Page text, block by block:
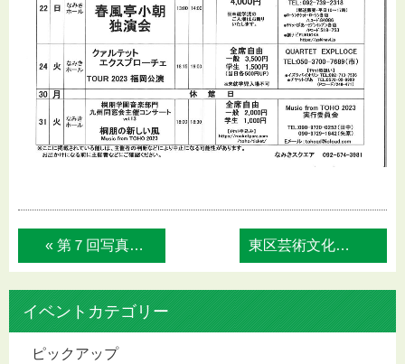
« 第７回写真パネル展 平和と語りつごう 「... 東区芸術文化祭2023 オープニングイベ... »
イベントカテゴリー
ピックアップ